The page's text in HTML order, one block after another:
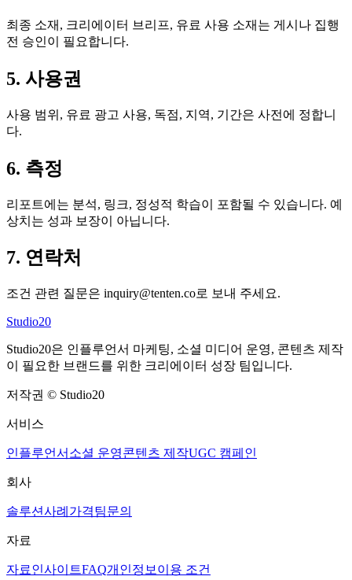
최종 소재, 크리에이터 브리프, 유료 사용 소재는 게시나 집행
전 승인이 필요합니다.
5. 사용권
사용 범위, 유료 광고 사용, 독점, 지역, 기간은 사전에 정합니
다.
6. 측정
리포트에는 분석, 링크, 정성적 학습이 포함될 수 있습니다. 예
상치는 성과 보장이 아닙니다.
7. 연락처
조건 관련 질문은 inquiry@tenten.co로 보내 주세요.
Studio20
Studio20은 인플루언서 마케팅, 소셜 미디어 운영, 콘텐츠 제작
이 필요한 브랜드를 위한 크리에이터 성장 팀입니다.
저작권 © Studio20
서비스
인플루언서 소셜 운영콘텐츠 제작UGC 캠페인
회사
솔루션사례 가격팀문의
자료
자료인사이트FAQ개인정보 이용 조건